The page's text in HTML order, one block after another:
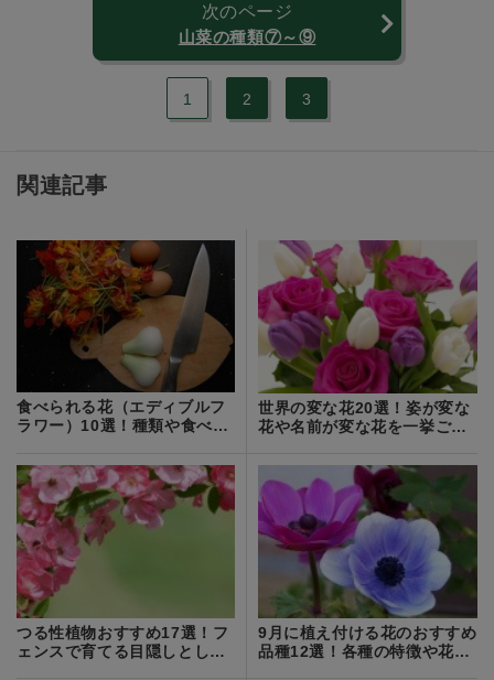
次のページ
山菜の種類⑦～⑨
1 2 3
関連記事
食べられる花（エディブルフ
ラワー）10選！種類や食べ方
世界の変な花20選！姿が変な
花や名前が変な花を一挙ご紹
つる性植物おすすめ17選！フ
ェンスで育てる目隠しとして
9月に植え付ける花のおすすめ
品種12選！各種の特徴や花言